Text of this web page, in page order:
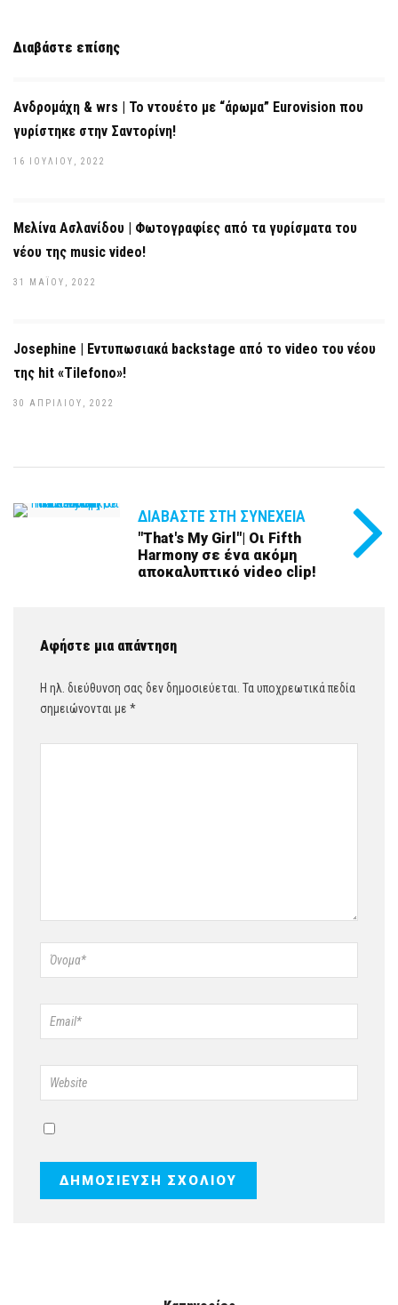
Διαβάστε επίσης
Ανδρομάχη & wrs | Το ντουέτο με “άρωμα” Eurovision που
γυρίστηκε στην Σαντορίνη!
16 ΙΟΥΛΊΟΥ, 2022
Μελίνα Ασλανίδου | Φωτογραφίες από τα γυρίσματα του
νέου της music video!
31 ΜΑΪ́ΟΥ, 2022
Josephine | Εντυπωσιακά backstage από το video του νέου
της hit «Tilefono»!
30 ΑΠΡΙΛΊΟΥ, 2022
ΔΙΑΒΆΣΤΕ ΣΤΗ ΣΥΝΈΧΕΙΑ
"That's My Girl"| Οι Fifth
Harmony σε ένα ακόμη
αποκαλυπτικό video clip!
Αφήστε μια απάντηση
Η ηλ. διεύθυνση σας δεν δημοσιεύεται. Τα υποχρεωτικά πεδία
σημειώνονται με *